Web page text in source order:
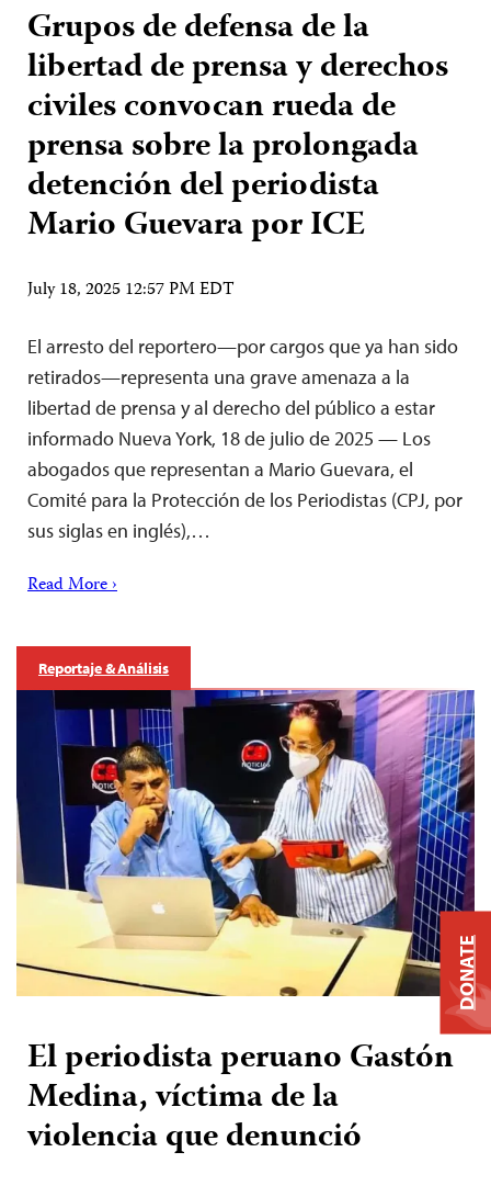
Grupos de defensa de la
libertad de prensa y derechos
civiles convocan rueda de
prensa sobre la prolongada
detención del periodista
Mario Guevara por ICE
July 18, 2025 12:57 PM EDT
El arresto del reportero—por cargos que ya han sido
retirados—representa una grave amenaza a la
libertad de prensa y al derecho del público a estar
informado Nueva York, 18 de julio de 2025 — Los
abogados que representan a Mario Guevara, el
Comité para la Protección de los Periodistas (CPJ, por
sus siglas en inglés),…
Read More ›
Reportaje & Análisis
El periodista peruano Gastón
Medina, víctima de la
violencia que denunció
DONATE